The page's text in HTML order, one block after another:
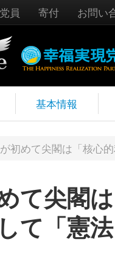
党員 寄付 お問い
基本情報
初めて尖閣は「核心
て尖閣
「憲法